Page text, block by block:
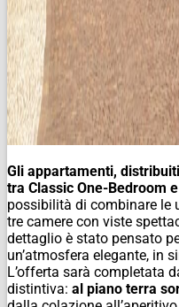
Gli appartamenti,
tra Classic One-Bedroom
possibilità di combinare le
tre camere con viste
dettaglio è stato pensato
un’atmosfera elegante, in
L’offerta sarà completata
distintiva: al piano terra